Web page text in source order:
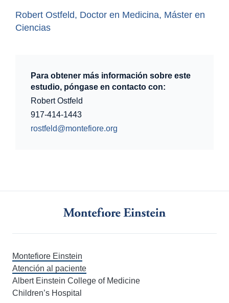
Robert Ostfeld, Doctor en Medicina, Máster en
Ciencias
Para obtener más información sobre este
estudio, póngase en contacto con:
Robert Ostfeld
917-414-1443
rostfeld@montefiore.org
Montefiore Einstein
Atención al paciente
Albert Einstein College of Medicine
Children’s Hospital